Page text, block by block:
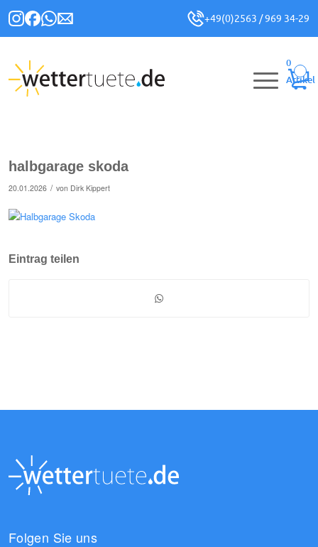
+49(0)2563 / 969 34-29
0
Artikel
halbgarage skoda
20.01.2026 / von Dirk Kippert
Eintrag teilen
Folgen Sie uns